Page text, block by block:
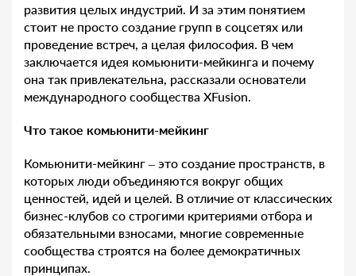
развития целых индустрий. И за этим понятием
стоит не просто создание групп в соцсетях или
проведение встреч, а целая философия. В чем
заключается идея комьюнити-мейкинга и почему
она так привлекательна, рассказали основатели
международного сообщества XFusion.
Что такое комьюнити-мейкинг
Комьюнити-мейкинг – это создание пространств, в
которых люди объединяются вокруг общих
ценностей, идей и целей. В отличие от классических
бизнес-клубов со строгими критериями отбора и
обязательными взносами, многие современные
сообщества строятся на более демократичных
принципах.